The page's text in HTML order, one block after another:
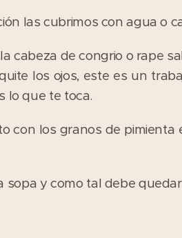
las cubrimos con agua o
cabeza de congrio o rape
los ojos, este es un
lo que te toca.
con los granos de
y como tal debe